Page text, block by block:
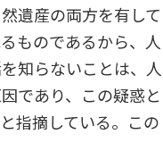
遺産の両方を有して
ものであるから、人
知らないことは、人
であり、この疑惑と
指摘している。この